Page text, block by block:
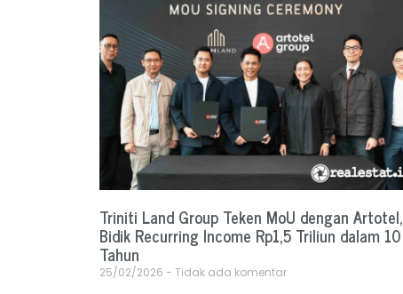
Triniti Land Group Teken MoU dengan Artotel,
Bidik Recurring Income Rp1,5 Triliun dalam 10
Tahun
25/02/2026 Tidak ada komentar